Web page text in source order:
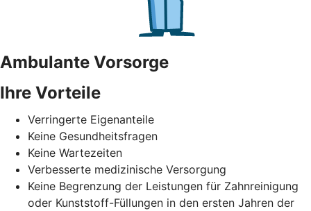
Ambulante Vorsorge
Ihre Vorteile
Verringerte Eigenanteile
Keine Gesundheitsfragen
Keine Wartezeiten
Verbesserte medizinische Versorgung
Keine Begrenzung der Leistungen für Zahnreinigung
oder Kunststoff-Füllungen in den ersten Jahren der